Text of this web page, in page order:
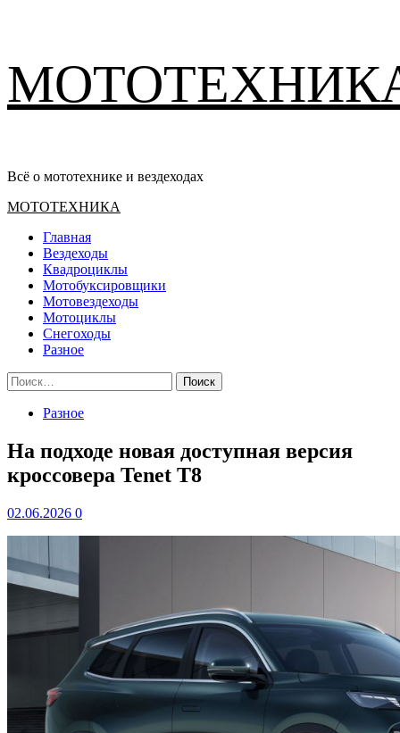
содержимому
Всё о мототехнике и вездеходах
Основное
МОТОТЕХНИКА
Главная
Вездеходы
Квадроциклы
Мотобуксировщики
Мотовездеходы
Мотоциклы
Снегоходы
Разное
Найти:
Разное
На подходе новая доступная версия
кроссовера Tenet T8
02.06.2026 0